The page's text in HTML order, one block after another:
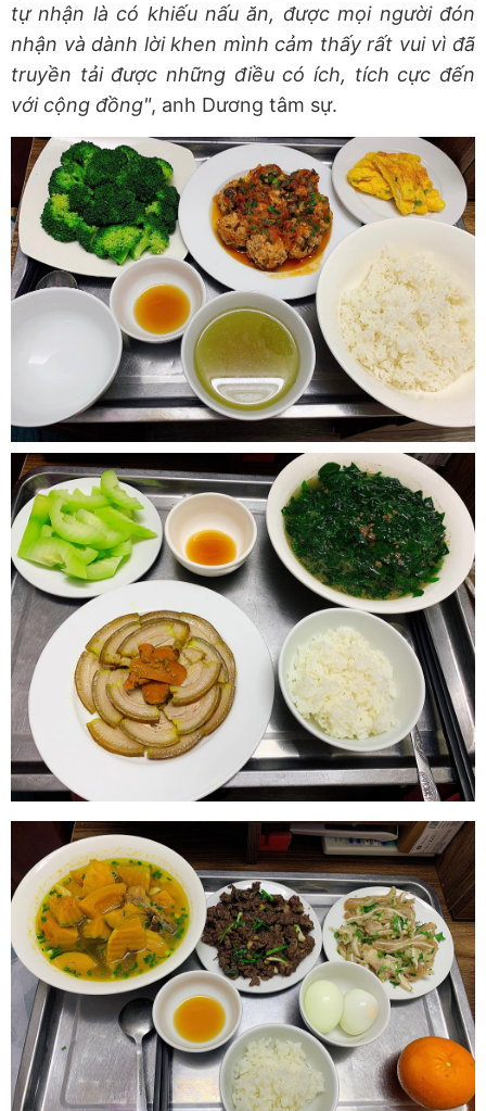
tự nhận là có khiếu nấu ăn, được mọi người đón
nhận và dành lời khen mình cảm thấy rất vui vì đã
truyền tải được những điều có ích, tích cực đến
với cộng đồng", anh Dương tâm sự.